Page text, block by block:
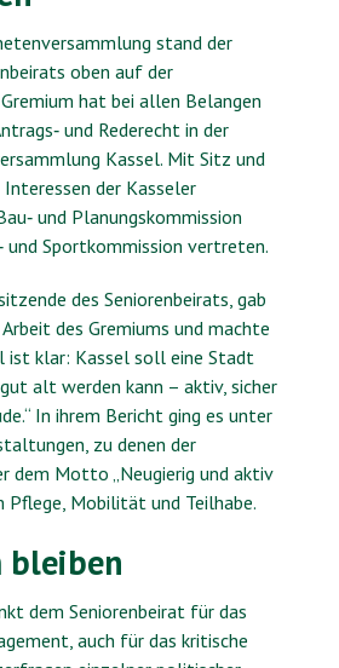
stand der
oben auf der
hat bei allen Belangen
und Rederecht in der
Kassel. Mit Sitz und
der Kasseler
und Planungskommission
und Sportkommission vertreten.
des Seniorenbeirats, gab
des Gremiums und machte
ist klar: Kassel soll eine Stadt
alt werden kann – aktiv, sicher
In ihrem Bericht ging es unter
zu denen der
dem Motto „Neugierig und aktiv
Pflege, Mobilität und Teilhabe.
bleiben
dem Seniorenbeirat für das
auch für das kritische